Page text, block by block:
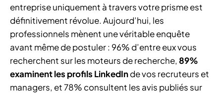
entreprise uniquement à travers votre prisme est
définitivement révolue. Aujourd’hui, les
professionnels mènent une véritable enquête
avant même de postuler : 96% d’entre eux vous
recherchent sur les moteurs de recherche, 89%
examinent les profils LinkedInde vos recruteurs et
managers, et 78% consultent les avis publiés sur